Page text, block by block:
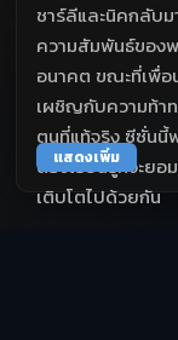
ชาร์ลีและนิคกลับ
ความสัมพันธ์ของพ
อนาคต ขณะที่เพื่อ
เผชิญกับความท้าท
ตนที่แท้จริง ซีซั่นนี้
ต้องเรียนรู้ที่จะยอ
เติบโตไปด้วยกัน
แสดงเพิ่ม